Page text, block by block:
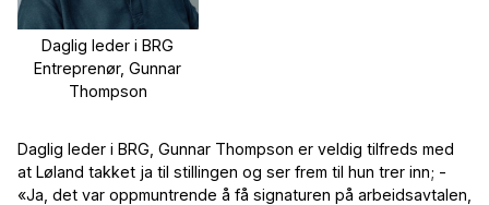
Daglig leder i BRG
Entreprenør, Gunnar
Thompson
Daglig leder i BRG, Gunnar Thompson er veldig tilfreds med
at Løland takket ja til stillingen og ser frem til hun trer inn; -
«Ja, det var oppmuntrende å få signaturen på arbeidsavtalen,